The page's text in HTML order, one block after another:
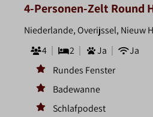
4-Personen-Zelt Round
Niederlande, Overijssel, Nieuw
4
2 Ja
Ja
Rundes Fenster
Badewanne
Schlafpodest